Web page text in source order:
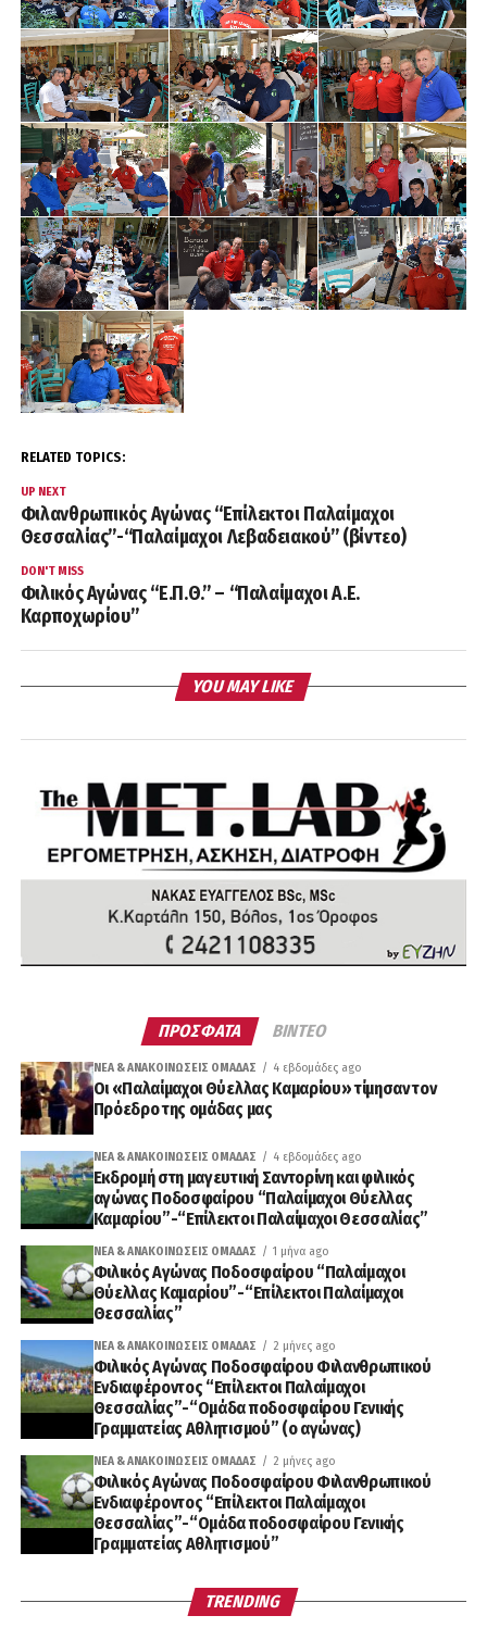
RELATED TOPICS:
UP NEXT
Φιλανθρωπικός Αγώνας “Επίλεκτοι Παλαίμαχοι
Θεσσαλίας”-“Παλαίμαχοι Λεβαδειακού” (βίντεο)
DON'T MISS
Φιλικός Αγώνας “Ε.Π.Θ.” – “Παλαίμαχοι Α.Ε.
Καρποχωρίου”
YOU MAY LIKE
ΠΡΟΣΦΑΤΑ ΒΙΝΤΕΟ
ΝΈΑ & ΑΝΑΚΟΙΝΏΣΕΙΣ ΟΜΆΔΑΣ 4 εβδομάδες ago
Οι «Παλαίμαχοι Θύελλας Καμαρίου» τίμησαν τον
Πρόεδρο της ομάδας μας
ΝΈΑ & ΑΝΑΚΟΙΝΏΣΕΙΣ ΟΜΆΔΑΣ 4 εβδομάδες ago
Εκδρομή στη μαγευτική Σαντορίνη και φιλικός
αγώνας Ποδοσφαίρου “Παλαίμαχοι Θύελλας
Καμαρίου”-“Επίλεκτοι Παλαίμαχοι Θεσσαλίας”
ΝΈΑ & ΑΝΑΚΟΙΝΏΣΕΙΣ ΟΜΆΔΑΣ 1 μήνα ago
Φιλικός Αγώνας Ποδοσφαίρου “Παλαίμαχοι
Θύελλας Καμαρίου”-“Επίλεκτοι Παλαίμαχοι
Θεσσαλίας”
ΝΈΑ & ΑΝΑΚΟΙΝΏΣΕΙΣ ΟΜΆΔΑΣ 2 μήνες ago
Φιλικός Αγώνας Ποδοσφαίρου Φιλανθρωπικού
Ενδιαφέροντος “Επίλεκτοι Παλαίμαχοι
Θεσσαλίας”-“Ομάδα ποδοσφαίρου Γενικής
Γραμματείας Αθλητισμού” (ο αγώνας)
ΝΈΑ & ΑΝΑΚΟΙΝΏΣΕΙΣ ΟΜΆΔΑΣ 2 μήνες ago
Φιλικός Αγώνας Ποδοσφαίρου Φιλανθρωπικού
Ενδιαφέροντος “Επίλεκτοι Παλαίμαχοι
Θεσσαλίας”-“Ομάδα ποδοσφαίρου Γενικής
Γραμματείας Αθλητισμού”
TRENDING